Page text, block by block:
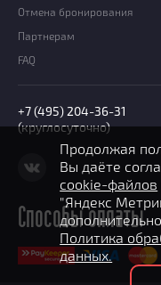
Отмена бронирования
Партнерам
FAQ
+7 (495) 204-36-31
(круглосуточно)
Способы оплаты
Продолжая
Вы даёте
cookie-файлов
"Яндекс
Политика
данных.